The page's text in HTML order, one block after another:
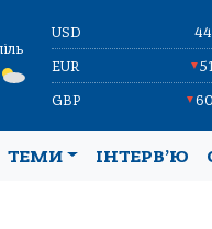
USD
EUR ▼
GBP ▼
ТЕМИ ІНТЕРВ’Ю